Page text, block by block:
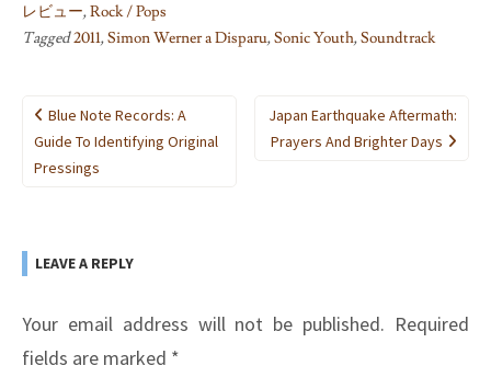
レビュー,Rock / Pops
Tagged2011,Simon Werner a Disparu,Sonic Youth,Soundtrack
Post
navigation
Blue Note Records: A
Guide To Identifying Original
Pressings
Japan Earthquake Aftermath:
Prayers And Brighter Days
LEAVE A REPLY
Your email address will not be published. Required
fields are marked *